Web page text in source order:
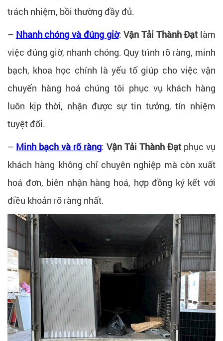
trách nhiệm, bồi thường đầy đủ.
– Nhanh chóng và đúng giờ:Vận Tải Thành Đạt làm
việc đúng giờ, nhanh chóng. Quy trình rõ ràng, minh
bạch, khoa học chính là yếu tố giúp cho việc vận
chuyển hàng hoá chúng tôi phục vụ khách hàng
luôn kịp thời, nhận được sự tin tưởng, tín nhiệm
tuyệt đối.
– Minh bạch và rõ ràng: Vận Tải Thành Đạt phục vụ
khách hàng không chỉ chuyên nghiệp mà còn xuất
hoá đơn, biên nhận hàng hoá, hợp đồng ký kết với
điều khoản rõ ràng nhất.